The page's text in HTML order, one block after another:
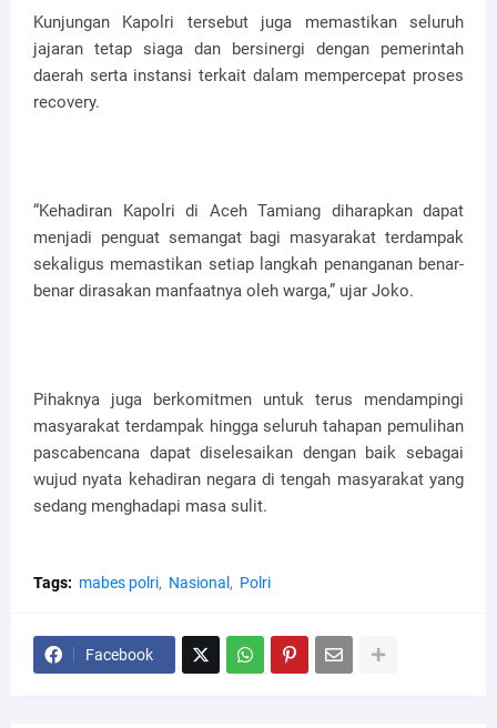
Kunjungan Kapolri tersebut juga memastikan seluruh
jajaran tetap siaga dan bersinergi dengan pemerintah
daerah serta instansi terkait dalam mempercepat proses
recovery.
“Kehadiran Kapolri di Aceh Tamiang diharapkan dapat
menjadi penguat semangat bagi masyarakat terdampak
sekaligus memastikan setiap langkah penanganan benar-
benar dirasakan manfaatnya oleh warga,” ujar Joko.
Pihaknya juga berkomitmen untuk terus mendampingi
masyarakat terdampak hingga seluruh tahapan pemulihan
pascabencana dapat diselesaikan dengan baik sebagai
wujud nyata kehadiran negara di tengah masyarakat yang
sedang menghadapi masa sulit.
Tags: mabes polri Nasional Polri
Facebook